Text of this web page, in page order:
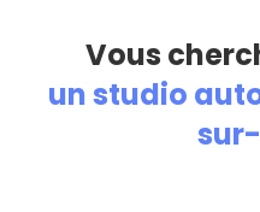
Vous
un studio